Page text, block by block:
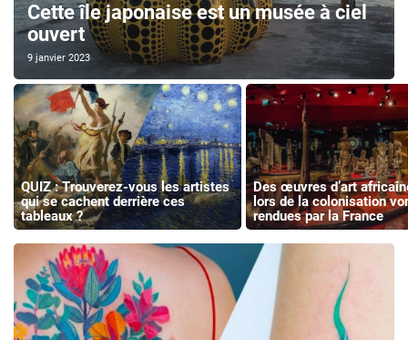
Cette île japonaise est un musée à ciel
ouvert
9 janvier 2023
QUIZ : Trouverez-vous les artistes
qui se cachent derrière ces
tableaux ?
Des œuvres d’art
lors de la colonisation
rendues par la France